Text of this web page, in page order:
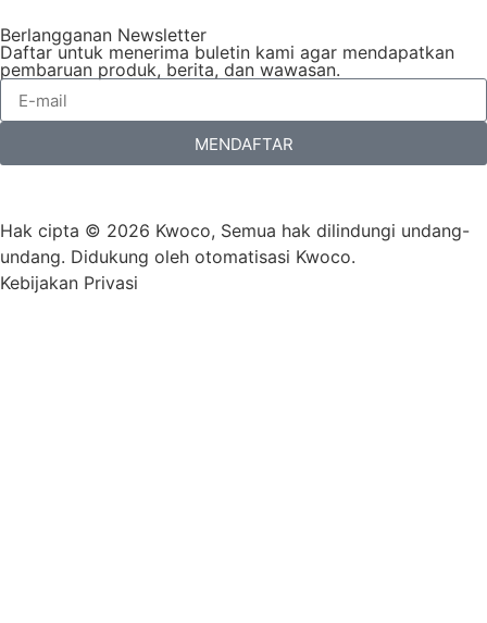
Berlangganan Newsletter
Daftar untuk menerima buletin kami agar mendapatkan
pembaruan produk, berita, dan wawasan.
MENDAFTAR
Hak cipta © 2026 Kwoco, Semua hak dilindungi undang-
undang. Didukung oleh otomatisasi Kwoco.
Kebijakan Privasi